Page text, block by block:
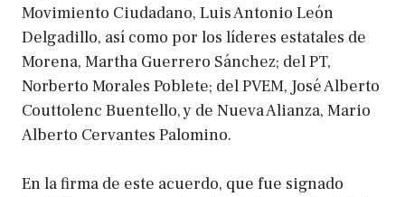
Movimiento Ciudadano, Luis Antonio León
Delgadillo, así como por los líderes estatales de
Morena, Martha Guerrero Sánchez; del PT,
Norberto Morales Poblete; del PVEM, José Alberto
Couttolenc Buentello, y de Nueva Alianza, Mario
Alberto Cervantes Palomino.
En la firma de este acuerdo, que fue signado